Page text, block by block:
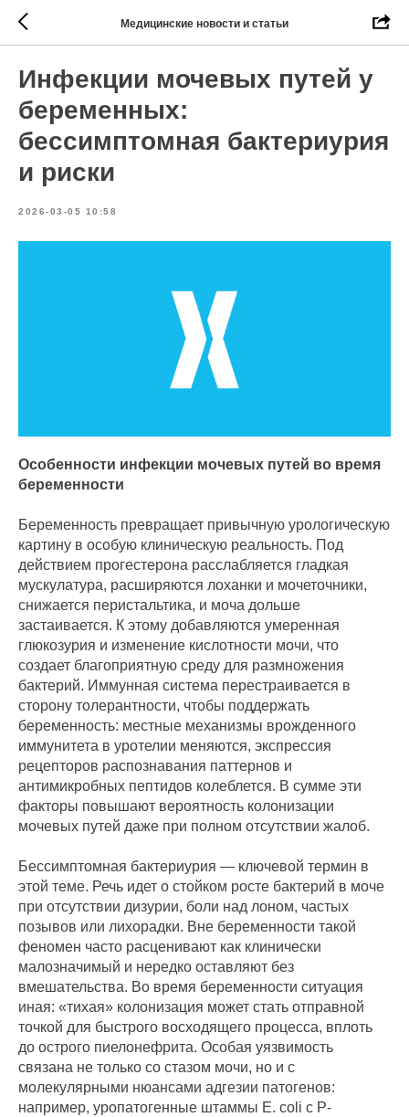
Медицинские новости и статьи
Инфекции мочевых путей у
беременных:
бессимптомная бактериурия
и риски
2026-03-05 10:58
Особенности инфекции мочевых путей во время
беременности
Беременность превращает привычную урологическую
картину в особую клиническую реальность. Под
действием прогестерона расслабляется гладкая
мускулатура, расширяются лоханки и мочеточники,
снижается перистальтика, и моча дольше
застаивается. К этому добавляются умеренная
глюкозурия и изменение кислотности мочи, что
создает благоприятную среду для размножения
бактерий. Иммунная система перестраивается в
сторону толерантности, чтобы поддержать
беременность: местные механизмы врожденного
иммунитета в уротелии меняются, экспрессия
рецепторов распознавания паттернов и
антимикробных пептидов колеблется. В сумме эти
факторы повышают вероятность колонизации
мочевых путей даже при полном отсутствии жалоб.
Бессимптомная бактериурия — ключевой термин в
этой теме. Речь идет о стойком росте бактерий в моче
при отсутствии дизурии, боли над лоном, частых
позывов или лихорадки. Вне беременности такой
феномен часто расценивают как клинически
малозначимый и нередко оставляют без
вмешательства. Во время беременности ситуация
иная: «тихая» колонизация может стать отправной
точкой для быстрого восходящего процесса, вплоть
до острого пиелонефрита. Особая уязвимость
связана не только со стазом мочи, но и с
молекулярными нюансами адгезии патогенов:
например, уропатогенные штаммы E. coli с P-